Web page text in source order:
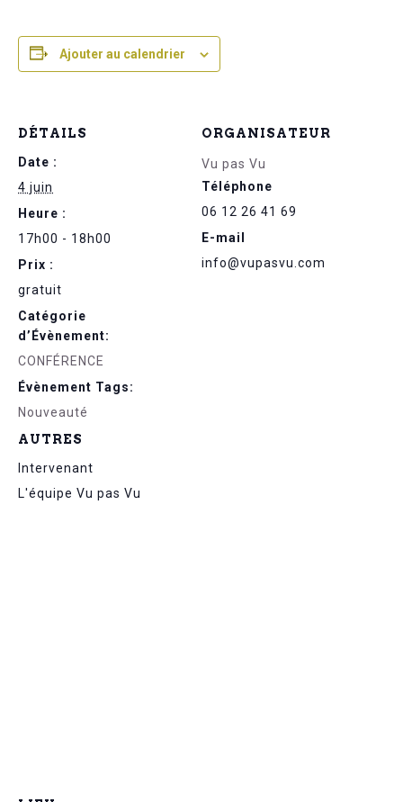
Ajouter au calendrier
DÉTAILS
Date :
4 juin
Heure :
17h00 - 18h00
Prix :
gratuit
Catégorie
d’Évènement:
CONFÉRENCE
Évènement Tags:
Nouveauté
ORGANISATEUR
Vu pas Vu
Téléphone
06 12 26 41 69
E-mail
info@vupasvu.com
AUTRES
Intervenant
L'équipe Vu pas Vu